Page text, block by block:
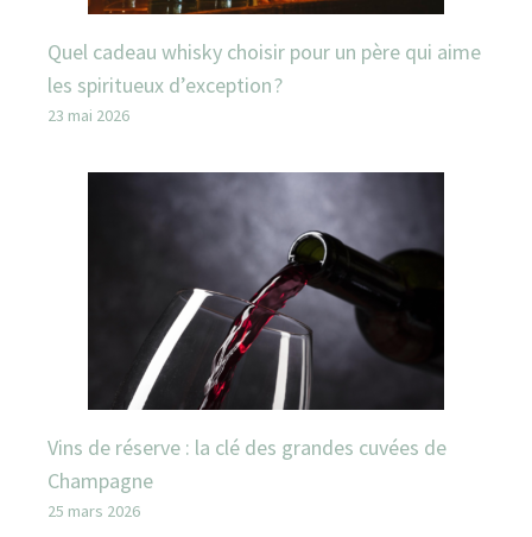
Quel cadeau whisky choisir pour un père qui aime
les spiritueux d’exception ?
23 mai 2026
Vins de réserve : la clé des grandes cuvées de
Champagne
25 mars 2026